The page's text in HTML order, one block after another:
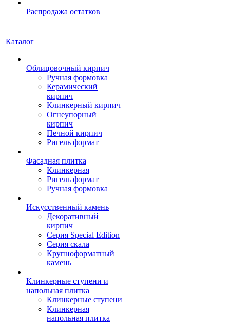
Распродажа остатков
Каталог
Облицовочный кирпич
Ручная формовка
Керамический
кирпич
Клинкерный кирпич
Огнеупорный
кирпич
Печной кирпич
Ригель формат
Фасадная плитка
Клинкерная
Ригель формат
Ручная формовка
Искусственный камень
Декоративный
кирпич
Серия Special Edition
Серия скала
Крупноформатный
камень
Клинкерные ступени и
напольная плитка
Клинкерные ступени
Клинкерная
напольная плитка